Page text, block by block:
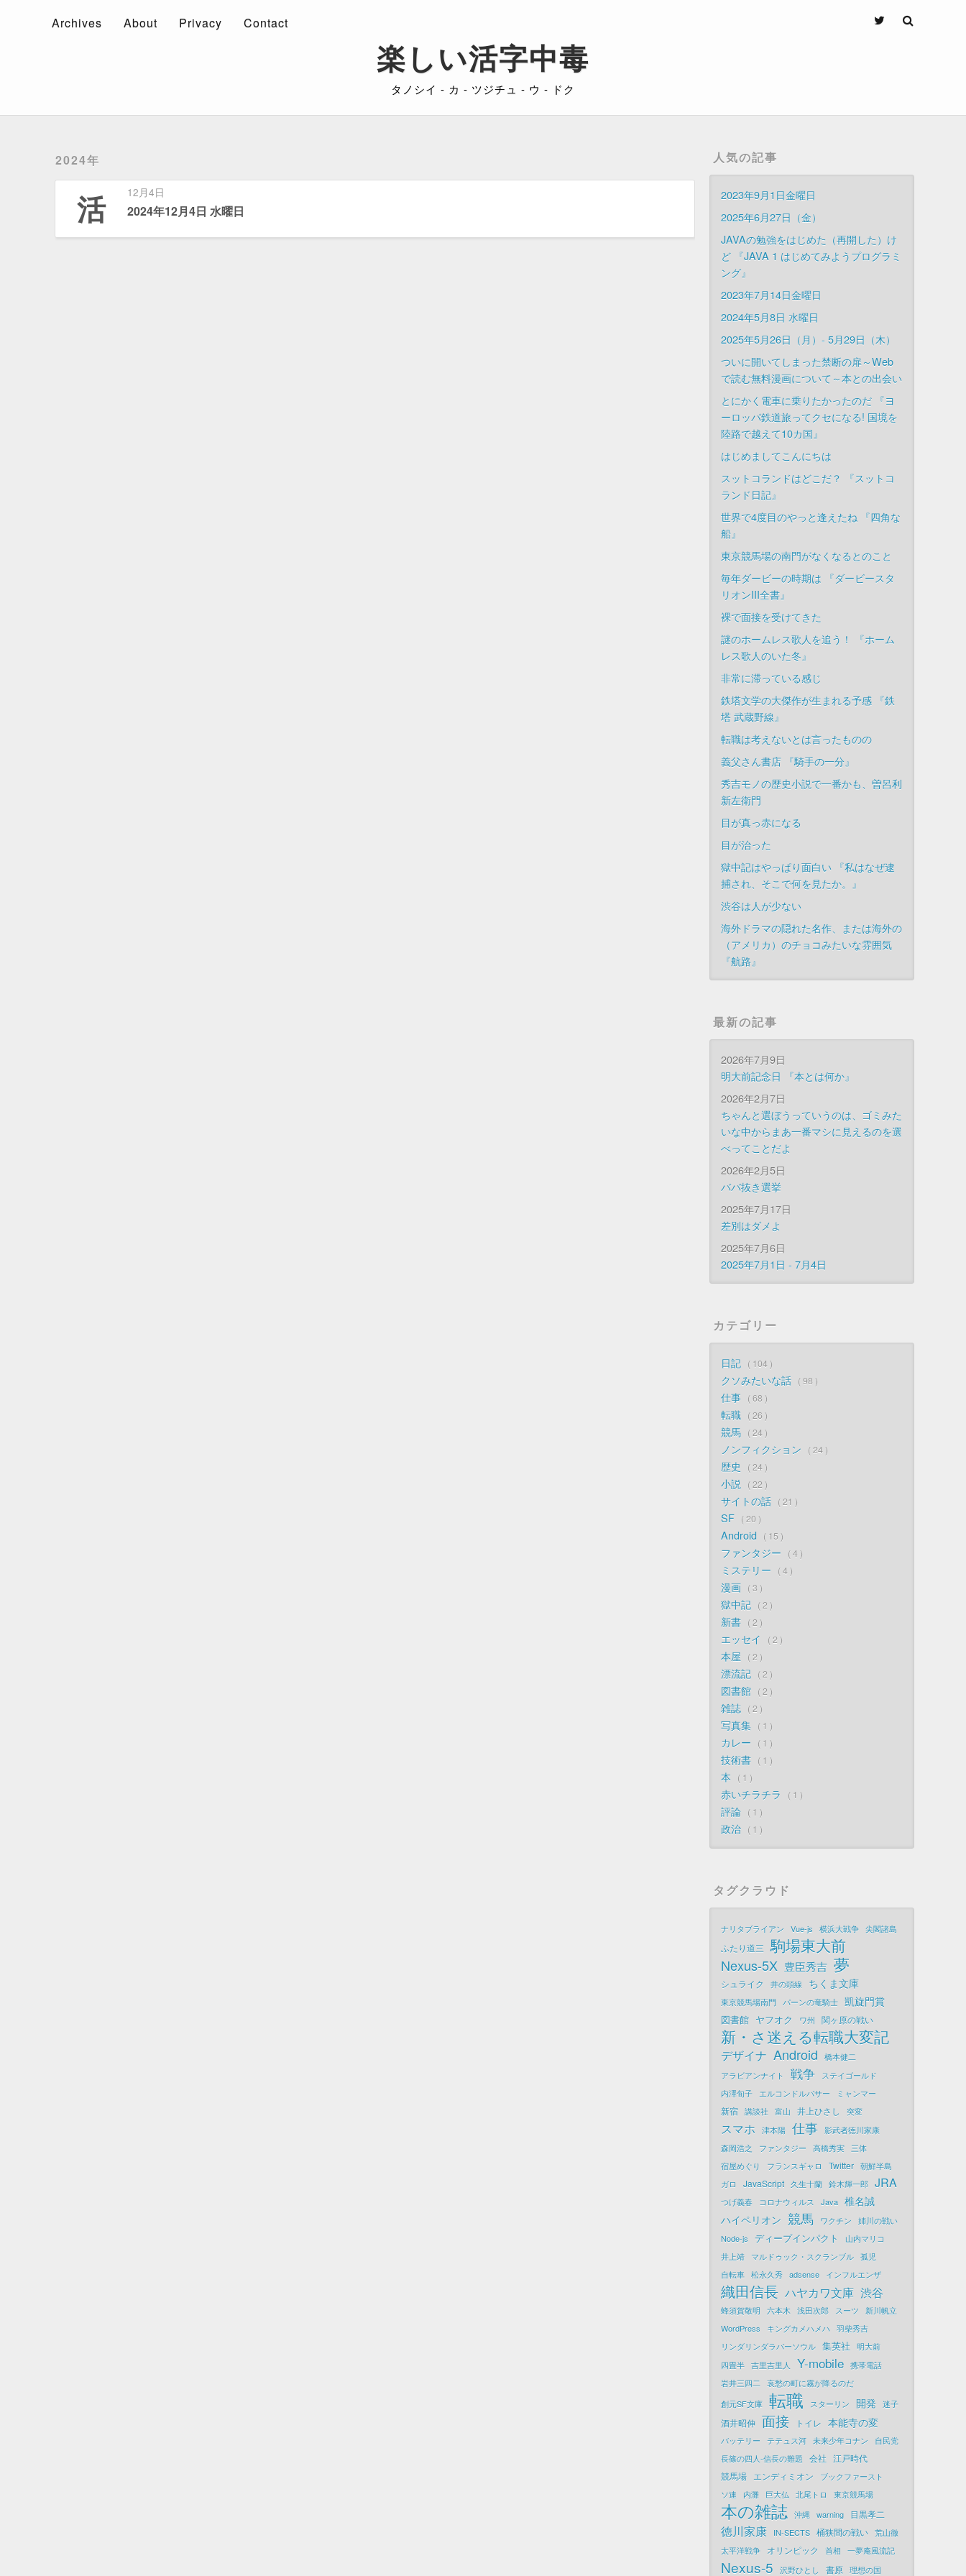
楽しい活字中毒
タノシイ - カ - ツジチュ - ウ - ドク
Archives About Privacy Contact
2024年
活 12月4日
2024年12月4日 水曜日
人気の記事
2023年9月1日金曜日
2025年6月27日（金）
JAVAの勉強をはじめた（再開した）け
ど 『JAVA 1 はじめてみようプログラミ
ング』
2023年7月14日金曜日
2024年5月8日 水曜日
2025年5月26日（月）- 5月29日（木）
ついに開いてしまった禁断の扉～Web
で読む無料漫画について～本との出会い
とにかく電車に乗りたかったのだ 『ヨ
ーロッパ鉄道旅ってクセになる! 国境を
陸路で越えて10カ国』
はじめましてこんにちは
スットコランドはどこだ？ 『スットコ
ランド日記』
世界で4度目のやっと逢えたね 『四角な
船』
東京競馬場の南門がなくなるとのこと
毎年ダービーの時期は 『ダービースタ
リオンIII全書』
裸で面接を受けてきた
謎のホームレス歌人を追う！ 『ホーム
レス歌人のいた冬』
非常に滞っている感じ
鉄塔文学の大傑作が生まれる予感 『鉄
塔 武蔵野線』
転職は考えないとは言ったものの
義父さん書店 『騎手の一分』
秀吉モノの歴史小説で一番かも、曽呂利
新左衛門
目が真っ赤になる
目が治った
獄中記はやっぱり面白い 『私はなぜ逮
捕され、そこで何を見たか。』
渋谷は人が少ない
海外ドラマの隠れた名作、または海外の
（アメリカ）のチョコみたいな雰囲気
『航路』
最新の記事
2026年7月9日
明大前記念日 『本とは何か』
2026年2月7日
ちゃんと選ぼうっていうのは、ゴミみた
いな中からまあ一番マシに見えるのを選
べってことだよ
2026年2月5日
ババ抜き選挙
2025年7月17日
差別はダメよ
2025年7月6日
2025年7月1日 - 7月4日
カテゴリー
日記 104
クソみたいな話 98
仕事 68
転職 26
競馬 24
ノンフィクション 24
歴史 24
小説 22
サイトの話 21
SF 20
Android 15
ファンタジー 4
ミステリー 4
漫画 3
獄中記 2
新書 2
エッセイ 2
本屋 2
漂流記 2
図書館 2
雑誌 2
写真集 1
カレー 1
技術書 1
本 1
赤いチラチラ 1
評論 1
政治 1
タグクラウド
ナリタブライアン Vue-js 横浜大戦争 尖閣諸島
ふたり道三 駒場東大前
Nexus-5X 豊臣秀吉 夢
シュライク 井の頭線 ちくま文庫
東京競馬場南門 パーンの竜騎士 凱旋門賞
図書館 ヤフオク ワ州 関ヶ原の戦い
新・さ迷える転職大変記
デザイナ Android
橋本健二
アラビアンナイト
戦争
ステイゴールド
内澤旬子
エルコンドルパサー ミャンマー
新宿 講談社 富山 井上ひさし 突変
スマホ 津本陽 仕事 影武者徳川家康
森岡浩之
ファンタジー 高橋秀実
三体
宿屋めぐり
フランスギャロ Twitter 朝鮮半島
ガロ
JavaScript 久生十蘭 鈴木輝一郎 JRA
つげ義春 コロナウィルス Java 椎名誠
ハイペリオン 競馬 ワクチン
姉川の戦い
Node-js
ディープインパクト
山内マリコ
井上靖
マルドゥック・スクランブル 孤児
自転車 松永久秀 adsense インフルエンザ
織田信長 ハヤカワ文庫 渋谷
蜂須賀敬明 六本木 浅田次郎 スーツ
新川帆立
WordPress
キングカメハメハ 羽柴秀吉
リンダリンダラバーソウル 集英社
明大前
四畳半 吉里吉里人 Y-mobile 携帯電話
岩井三四二
哀愁の町に霧が降るのだ
創元SF文庫 転職 スターリン 開発 迷子
酒井昭伸 面接 トイレ 本能寺の変
バッテリー テテュス河 未来少年コナン
自民党
長篠の四人-信長の難題
会社 江戸時代
競馬場 エンディミオン
ブックファースト
ソ連
内灘 巨大仏 北尾トロ 東京競馬場
本の雑誌 沖縄 warning 目黒孝二
徳川家康 IN-SECTS 桶狭間の戦い 荒山徹
太平洋戦争
オリンピック 首相 一夢庵風流記
Nexus-5 沢野ひとし 書原 理想の国